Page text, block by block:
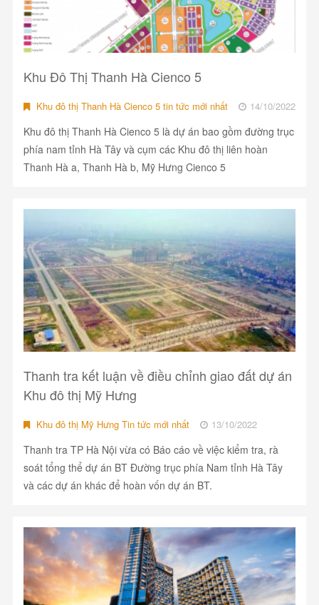
Khu Đô Thị Thanh Hà Cienco 5
Khu đô thị Thanh Hà Cienco 5 tin tức mới nhất 14/10/2022
Khu đô thị Thanh Hà Cienco 5 là dự án bao gồm đường trục
phía nam tỉnh Hà Tây và cụm các Khu đô thị liên hoàn
Thanh Hà a, Thanh Hà b, Mỹ Hưng Cienco 5
Thanh tra kết luận về điều chỉnh giao đất dự án
Khu đô thị Mỹ Hưng
Khu đô thị Mỹ Hưng Tin tức mới nhất 13/10/2022
Thanh tra TP Hà Nội vừa có Báo cáo về việc kiểm tra, rà
soát tổng thể dự án BT Đường trục phía Nam tỉnh Hà Tây
và các dự án khác để hoàn vốn dự án BT.